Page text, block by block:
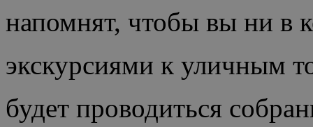
напомнят, чтобы вы ни в
экскурсиями к уличным
будет проводиться